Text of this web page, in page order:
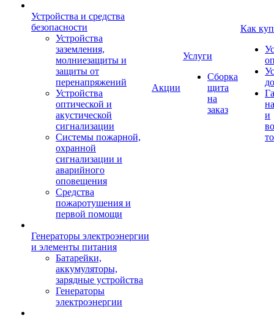
Устройства и средства
безопасности
Устройства
заземления,
молниезащиты и
защиты от
перенапряжений
Устройства
оптической и
акустической
сигнализации
Системы пожарной,
охранной
сигнализации и
аварийного
оповещения
Средства
пожаротушения и
первой помощи
Генераторы электроэнергии
и элементы питания
Батарейки,
аккумуляторы,
зарядные устройства
Генераторы
электроэнергии
Акции
Услуги
Сборка
щита
на
заказ
Как
и